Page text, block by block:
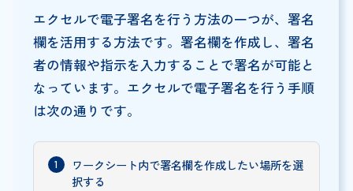
エクセルで電子署名を行う方法の一つが、署名
欄を活用する方法です。署名欄を作成し、署名
者の情報や指示を入力することで署名が可能と
なっています。エクセルで電子署名を行う手順
は次の通りです。
ワークシート内で署名欄を作成したい場所を選
択する